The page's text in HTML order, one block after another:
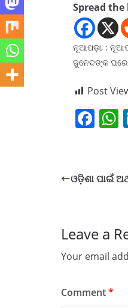
Spread the
ନୂଆପଡ଼ା, :
ଜୁନେଦଙ୍କ ଘରେ
Post
F
e
o
k
s
ଓଡ଼ିଶା ପାଇଁ
Leave a
Your email
Comment*